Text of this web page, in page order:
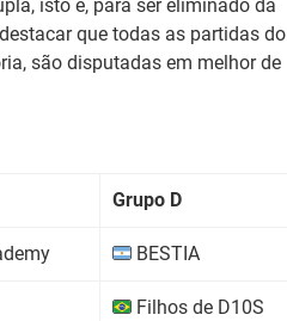
isto é, para ser eliminado da
que todas as partidas do
são disputadas em melhor de
Grupo D
BESTIA
Filhos de D10S